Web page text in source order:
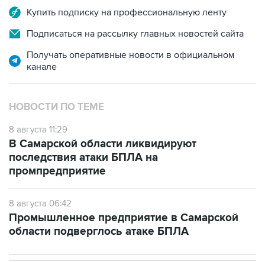
Купить подписку на профессиональную ленту
Подписаться на рассылку главных новостей сайта
Получать оперативные новости в официальном
канале
НОВОСТИ ПО ТЕМЕ
8 августа 11:29
В Самарской области ликвидируют
последствия атаки БПЛА на
промпредприятие
8 августа 06:42
Промышленное предприятие в Самарской
области подверглось атаке БПЛА